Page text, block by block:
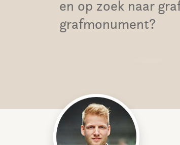
en op zoek naar
grafmonument?